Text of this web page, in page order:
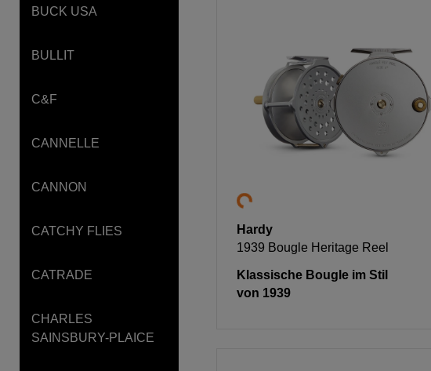
BUCK USA
BULLIT
C&F
CANNELLE
CANNON
CATCHY FLIES
CATRADE
CHARLES
SAINSBURY-PLAICE
Hardy
1939 Bougle Heritage Reel
Klassische Bougle im Stil
von 1939